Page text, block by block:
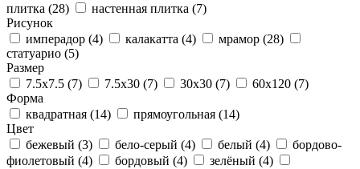
плитка (28) настенная плитка (7)
Рисунок
имперадор (4) калакатта (4) мрамор (28)
статуарио (5)
Размер
7.5x7.5 (7) 7.5x30 (7) 30x30 (7) 60x120 (7)
Форма
квадратная (14) прямоугольная (14)
Цвет
бежевый (3) бело-серый (4) белый (4)
бордово-
фиолетовый (4) бордовый (4) зелёный (4)